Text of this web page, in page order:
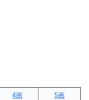
4画
5画